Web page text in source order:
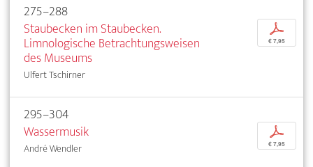
275–288
Staubecken im Staubecken.
Limnologische Betrachtungsweisen
des Museums
Ulfert Tschirner
p
€ 7,95
295–304
Wassermusik
André Wendler
p
€ 7,95